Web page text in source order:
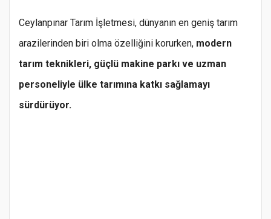
Ceylanpınar Tarım İşletmesi, dünyanın en geniş tarım
arazilerinden biri olma özelliğini korurken, modern
tarım teknikleri, güçlü makine parkı ve uzman
personeliyle ülke tarımına katkı sağlamayı
sürdürüyor.